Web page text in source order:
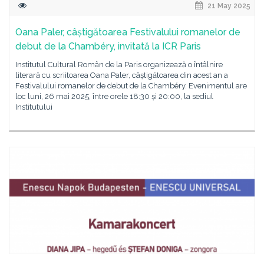
21 May 2025
Oana Paler, câștigătoarea Festivalului romanelor de
debut de la Chambéry, invitată la ICR Paris
Institutul Cultural Român de la Paris organizează o întâlnire
literară cu scriitoarea Oana Paler, câștigătoarea din acest an a
Festivalului romanelor de debut de la Chambéry. Evenimentul are
loc luni, 26 mai 2025, între orele 18:30 și 20:00, la sediul
Institutului